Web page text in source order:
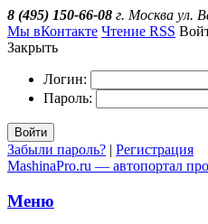
8 (495) 150-66-08 г. Москва ул.
Мы вКонтакте Чтение RSS
Закрыть
Логин:
Пароль:
Войти
Забыли пароль? | Регистрация
MashinaPro.ru — автопортал
Меню